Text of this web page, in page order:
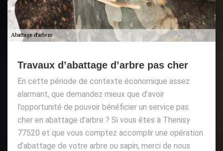
Travaux d’abattage d’arbre pas cher
En cette période de contexte économique assez
alarmant, que demandez mieux que d’avoir
l’opportunité de pouvoir bénéficier un service pas
cher en abattage d’arbre ? Si vous êtes à Thenisy
77520 et que vous comptez accomplir une opération
d’abattage de votre arbre ou sapin, merci de nous